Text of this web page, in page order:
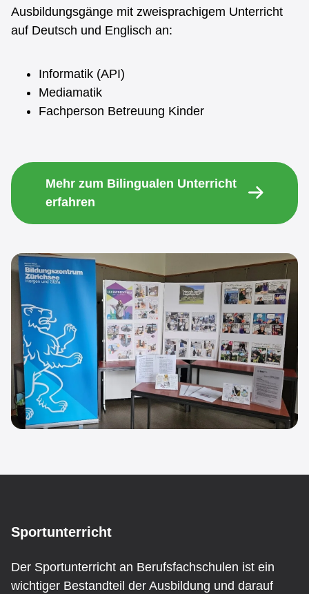
Ausbildungsgänge mit zweisprachigem Unterricht
auf Deutsch und Englisch an:
Informatik (API)
Mediamatik
Fachperson Betreuung Kinder
Mehr zum Bilingualen Unterricht
erfahren
Sportunterricht
Der Sportunterricht an Berufsfachschulen ist ein
wichtiger Bestandteil der Ausbildung und darauf